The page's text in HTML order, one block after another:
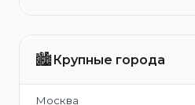
🏙️Крупные города
Москва